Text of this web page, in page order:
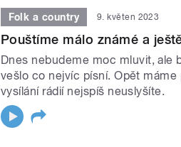
Folk a country 9. květen 2023
Pouštíme málo známé a
Dnes nebudeme moc mluvit, ale
vešlo co nejvíc písní. Opět
vysílání rádií nejspíš neuslyšíte.